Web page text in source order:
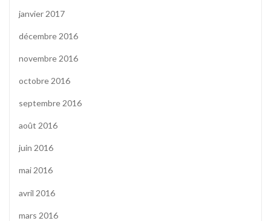
janvier 2017
décembre 2016
novembre 2016
octobre 2016
septembre 2016
août 2016
juin 2016
mai 2016
avril 2016
mars 2016